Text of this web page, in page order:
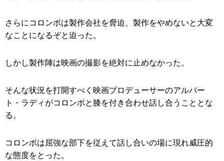
さらにコロンボは製作会社を脅迫、製作をやめないと大変
なことになるぞと迫った。
しかし製作陣は映画の撮影を絶対に止めなかった。
そんな状況を打開すべく映画プロデューサーのアルバー
ト・ラディがコロンボと膝を付き合わせ話し合うこととな
る。
コロンボは屈強な部下を従えて話し合いの場に現れ威圧的
な態度をとった。